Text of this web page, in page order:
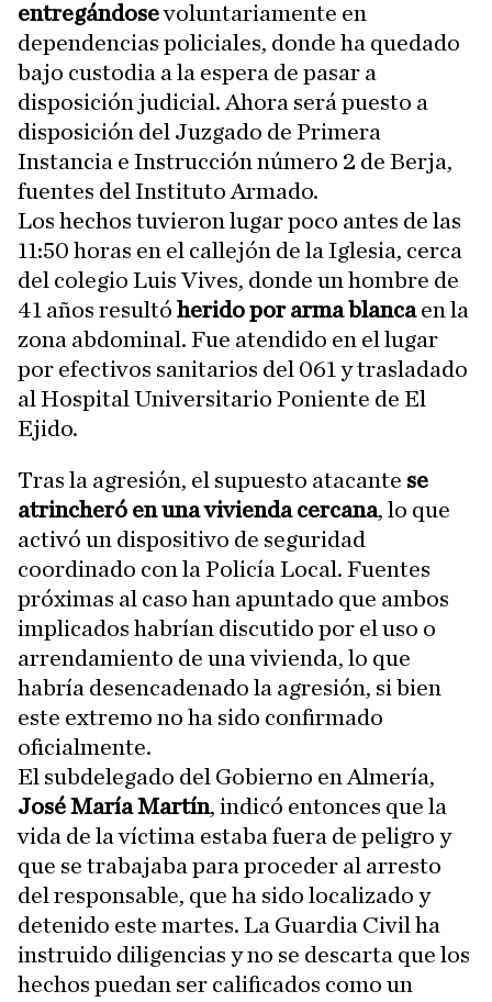
entregándosevoluntariamente en
dependencias policiales, donde ha quedado
bajo custodia a la espera de pasar a
disposición judicial. Ahora será puesto a
disposición del Juzgado de Primera
Instancia e Instrucción número 2 de Berja,
fuentes del Instituto Armado.
Los hechos tuvieron lugar poco antes de las
11:50 horas en el callejón de la Iglesia, cerca
del colegio Luis Vives, donde un hombre de
41 años resultó herido por arma blancaen la
zona abdominal. Fue atendido en el lugar
por efectivos sanitarios del 061 y trasladado
al Hospital Universitario Poniente de El
Ejido.
Tras la agresión, el supuesto atacante se
atrincheró en una vivienda cercana, lo que
activó un dispositivo de seguridad
coordinado con la Policía Local. Fuentes
próximas al caso han apuntado que ambos
implicados habrían discutido por el uso o
arrendamiento de una vivienda, lo que
habría desencadenado la agresión, si bien
este extremo no ha sido confirmado
oficialmente.
El subdelegado del Gobierno en Almería,
José María Martín, indicó entonces que la
vida de la víctima estaba fuera de peligro y
que se trabajaba para proceder al arresto
del responsable, que ha sido localizado y
detenido este martes. La Guardia Civil ha
instruido diligencias y no se descarta que los
hechos puedan ser calificados como un